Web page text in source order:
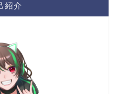
紹介